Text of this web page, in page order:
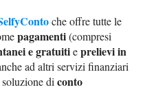
che offre tutte le
pagamenti(compresi
e gratuitieprelievi in
ad altri servizi finanziari
soluzione diconto